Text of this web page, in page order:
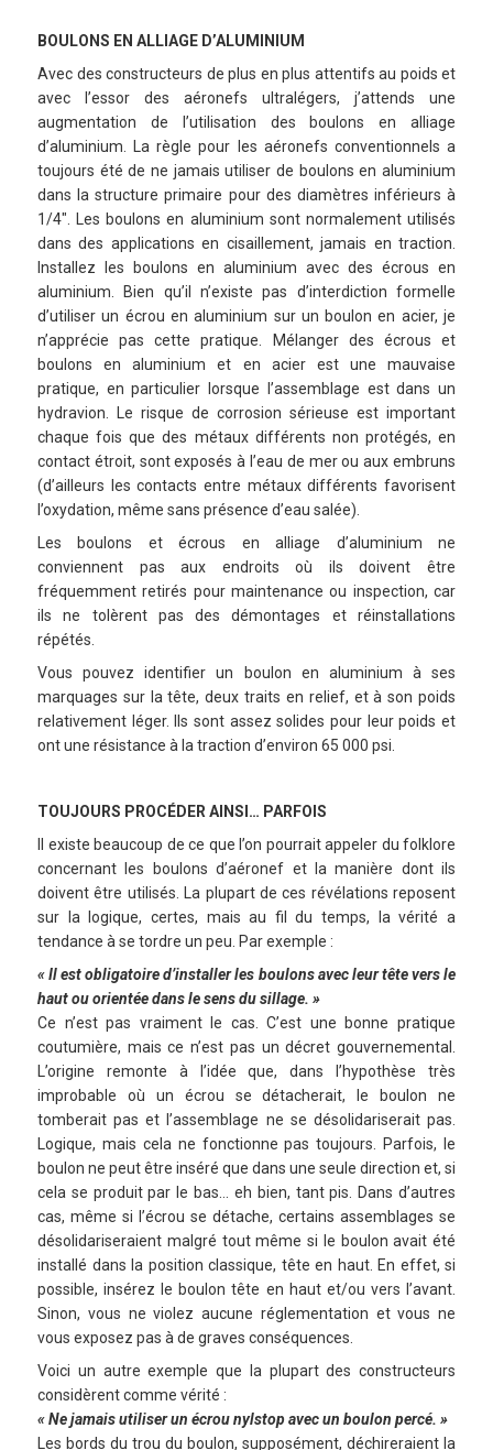
BOULONS EN ALLIAGE D’ALUMINIUM
Avec des constructeurs de plus en plus attentifs au poids et
avec l’essor des aéronefs ultralégers, j’attends une
augmentation de l’utilisation des boulons en alliage
d’aluminium. La règle pour les aéronefs conventionnels a
toujours été de ne jamais utiliser de boulons en aluminium
dans la structure primaire pour des diamètres inférieurs à
1/4″. Les boulons en aluminium sont normalement utilisés
dans des applications en cisaillement, jamais en traction.
Installez les boulons en aluminium avec des écrous en
aluminium. Bien qu’il n’existe pas d’interdiction formelle
d’utiliser un écrou en aluminium sur un boulon en acier, je
n’apprécie pas cette pratique. Mélanger des écrous et
boulons en aluminium et en acier est une mauvaise
pratique, en particulier lorsque l’assemblage est dans un
hydravion. Le risque de corrosion sérieuse est important
chaque fois que des métaux différents non protégés, en
contact étroit, sont exposés à l’eau de mer ou aux embruns
(d’ailleurs les contacts entre métaux différents favorisent
l’oxydation, même sans présence d’eau salée).
Les boulons et écrous en alliage d’aluminium ne
conviennent pas aux endroits où ils doivent être
fréquemment retirés pour maintenance ou inspection, car
ils ne tolèrent pas des démontages et réinstallations
répétés.
Vous pouvez identifier un boulon en aluminium à ses
marquages sur la tête, deux traits en relief, et à son poids
relativement léger. Ils sont assez solides pour leur poids et
ont une résistance à la traction d’environ 65 000 psi.
TOUJOURS PROCÉDER AINSI… PARFOIS
Il existe beaucoup de ce que l’on pourrait appeler du folklore
concernant les boulons d’aéronef et la manière dont ils
doivent être utilisés. La plupart de ces révélations reposent
sur la logique, certes, mais au fil du temps, la vérité a
tendance à se tordre un peu. Par exemple :
« Il est obligatoire d’installer les boulons avec leur tête vers le
haut ou orientée dans le sens du sillage. »
Ce n’est pas vraiment le cas. C’est une bonne pratique
coutumière, mais ce n’est pas un décret gouvernemental.
L’origine remonte à l’idée que, dans l’hypothèse très
improbable où un écrou se détacherait, le boulon ne
tomberait pas et l’assemblage ne se désolidariserait pas.
Logique, mais cela ne fonctionne pas toujours. Parfois, le
boulon ne peut être inséré que dans une seule direction et, si
cela se produit par le bas… eh bien, tant pis. Dans d’autres
cas, même si l’écrou se détache, certains assemblages se
désolidariseraient malgré tout même si le boulon avait été
installé dans la position classique, tête en haut. En effet, si
possible, insérez le boulon tête en haut et/ou vers l’avant.
Sinon, vous ne violez aucune réglementation et vous ne
vous exposez pas à de graves conséquences.
Voici un autre exemple que la plupart des constructeurs
considèrent comme vérité :
« Ne jamais utiliser un écrou nylstop avec un boulon percé. »
Les bords du trou du boulon, supposément, déchireraient la